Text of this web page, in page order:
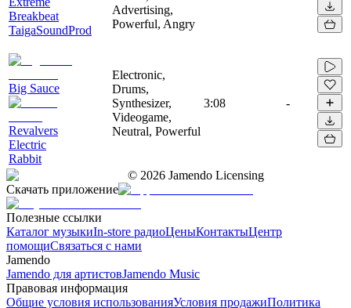
Breakbeat
TaigaSoundProd
Advertising,
Powerful, Angry
Big Sauce
Revalvers
Electric
Rabbit
Electronic,
Drums,
Synthesizer,
Videogame,
Neutral, Powerful
3:08 -
© 2026 Jamendo Licensing
Скачать приложение
Полезные ссылки
Каталог музыкиIn-store радиоЦеныКонтактыЦентр
помощиСвязаться с нами
Jamendo
Jamendo для артистовJamendo Music
Правовая информация
Общие условия использованияУсловия продажиПолитика